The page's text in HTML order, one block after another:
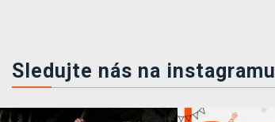
Sledujte nás na instagramu